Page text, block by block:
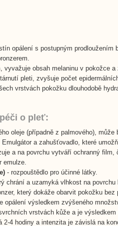
opálení s postupným prodloužením
vyvažuje obsah melaninu v pokožce a
pleti, zvyšuje počet
vrstvách pokožku dlouhodobě
o pleť:
oleje (případně z palmového),
a zahušťovadlo, které
a na povrchu vytváří ochranný film,
- rozpouštědlo pro účinné látky.
chrání a uzamyká vlhkost na povrchu
který dokáže obarvit pokožku
opálení výsledkem zvýšeného
vrstvách kůže a je
2-4 hodiny a intenzita je závislá na